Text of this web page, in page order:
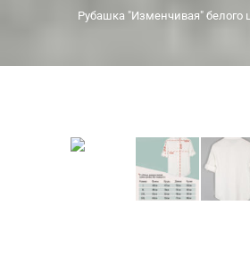
Рубашка "Изменчивая" белого